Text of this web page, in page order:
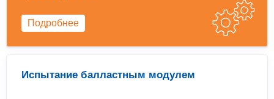
Подробнее
Испытание балластным модулем